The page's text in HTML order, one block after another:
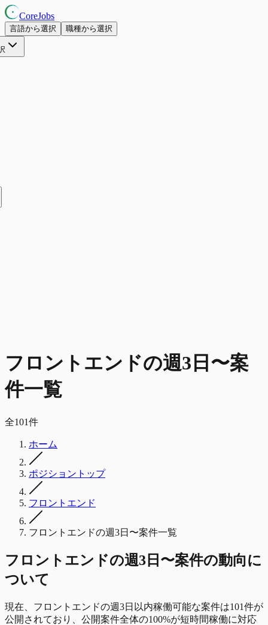
CoreJobs
言語から選択 職種から選択
フロントエンドの週3日〜案
件一覧
全101件
ホーム
ポジショントップ
フロントエンド
フロントエンドの週3日〜案件一覧
フロントエンドの週3日〜案件の動向に
ついて
現在、フロントエンドの週3日以内稼働可能な案件は101件が
公開されており、公開案件全体の100%が短時間稼働に対応